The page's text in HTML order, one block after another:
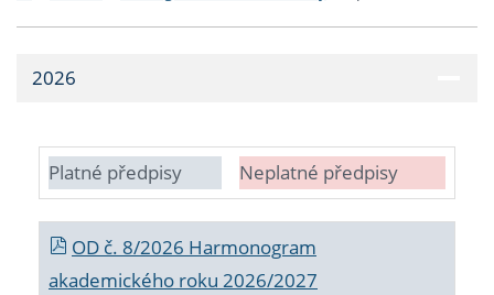
2026
Platné předpisy Neplatné předpisy
OD č. 8/2026 Harmonogram
akademického roku 2026/2027